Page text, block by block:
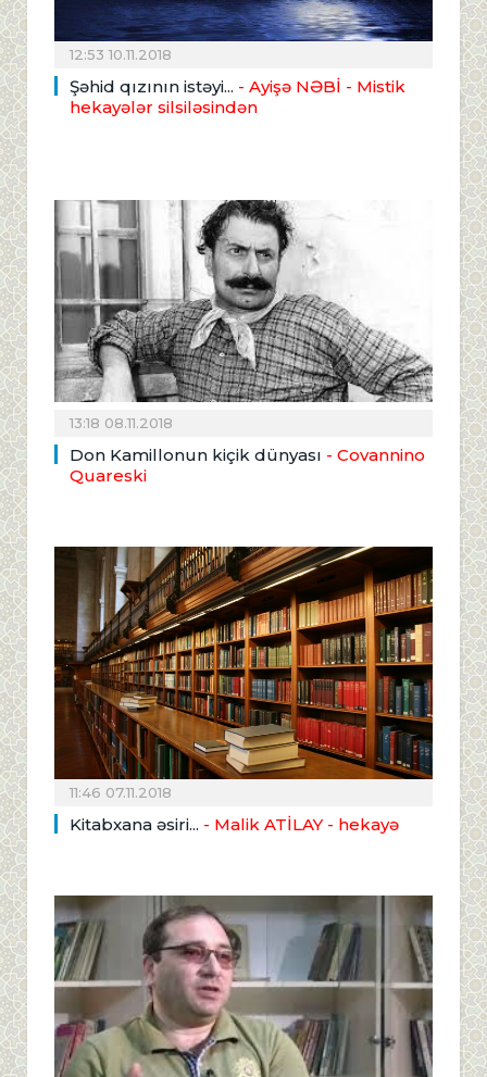
12:53 10.11.2018
Şəhid qızının istəyi... - Ayişə NƏBİ - Mistik
hekayələr silsiləsindən
13:18 08.11.2018
Don Kamillonun kiçik dünyası - Covannino
Quareski
11:46 07.11.2018
Kitabxana əsiri... - Malik ATİLAY - hekayə